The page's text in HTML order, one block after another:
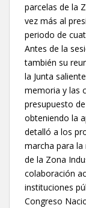
parcelas de la
vez más al
periodo de
Antes de la
también su
la Junta
memoria y las
presupuesto
obteniendo la
detalló a los
marcha para
de la Zona
colaboración
instituciones
Congreso